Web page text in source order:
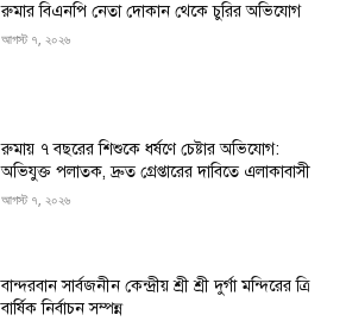
রুমার বিএনপি নেতা দোকান থেকে চুরির অভিযোগ
আগস্ট ৭, ২০২৬
রুমায় ৭ বছরের শিশুকে ধর্ষণে চেষ্টার অভিযোগ:
অভিযুক্ত পলাতক, দ্রুত গ্রেপ্তারের দাবিতে এলাকাবাসী
আগস্ট ৭, ২০২৬
বান্দরবান সার্বজনীন কেন্দ্রীয় শ্রী শ্রী দুর্গা মন্দিরের ত্রি
বার্ষিক নির্বাচন সম্পন্ন